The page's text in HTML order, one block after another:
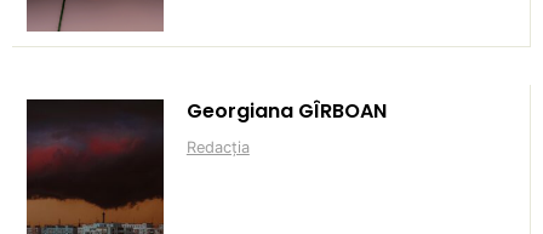
Georgiana GÎRBOAN
Redacția